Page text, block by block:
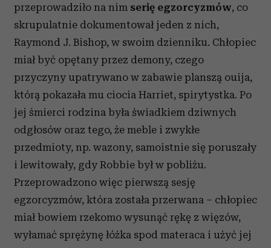
przeprowadziło na nim serię egzorcyzmów, co
skrupulatnie dokumentował jeden z nich,
Raymond J. Bishop, w swoim dzienniku. Chłopiec
miał być opętany przez demony, czego
przyczyny upatrywano w zabawie planszą ouija,
którą pokazała mu ciocia Harriet, spirytystka. Po
jej śmierci rodzina była świadkiem dziwnych
odgłosów oraz tego, że meble i zwykłe
przedmioty, np. wazony, samoistnie się poruszały
i lewitowały, gdy Robbie był w pobliżu.
Przeprowadzono więc pierwszą sesję
egzorcyzmów, która została przerwana – chłopiec
miał bowiem rzekomo wysunąć rękę z więzów,
wyłamać sprężynę łóżka spod materaca i użyć jej